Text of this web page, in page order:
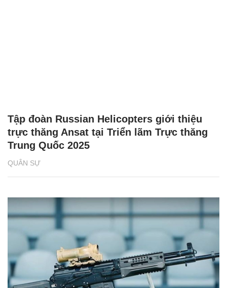
QUÂN SỰ
Tập đoàn Russian Helicopters giới thiệu
trực thăng Ansat tại Triển lãm Trực thăng
Trung Quốc 2025